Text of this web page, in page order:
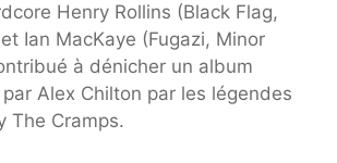
Henry Rollins (Black Flag,
Ian MacKaye (Fugazi, Minor
à dénicher un album
Alex Chilton par les légendes
The Cramps.